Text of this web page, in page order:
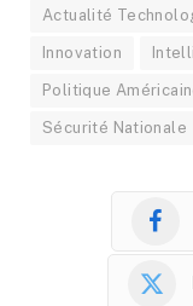
Actualité
Innovation
Politique
Sécurité Nationale